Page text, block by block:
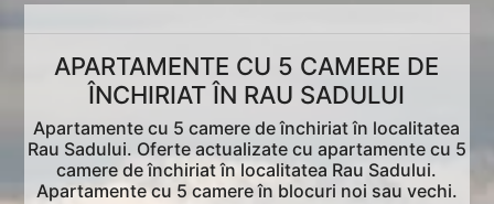
APARTAMENTE CU 5 CAMERE DE
ÎNCHIRIAT ÎN RAU SADULUI
Apartamente cu 5 camere de închiriat în localitatea
Rau Sadului. Oferte actualizate cu apartamente cu 5
camere de închiriat în localitatea Rau Sadului.
Apartamente cu 5 camere în blocuri noi sau vechi.